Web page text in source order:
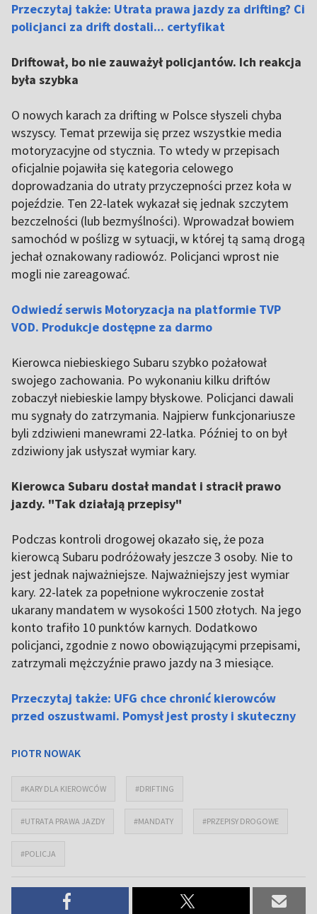
Przeczytaj także: Utrata prawa jazdy za drifting? Ci
policjanci za drift dostali... certyfikat
Driftował, bo nie zauważył policjantów. Ich reakcja
była szybka
O nowych karach za drifting w Polsce słyszeli chyba
wszyscy. Temat przewija się przez wszystkie media
motoryzacyjne od stycznia. To wtedy w przepisach
oficjalnie pojawiła się kategoria celowego
doprowadzania do utraty przyczepności przez koła w
pojeździe. Ten 22-latek wykazał się jednak szczytem
bezczelności (lub bezmyślności). Wprowadzał bowiem
samochód w poślizg w sytuacji, w której tą samą drogą
jechał oznakowany radiowóz. Policjanci wprost nie
mogli nie zareagować.
Odwiedź serwis Motoryzacja na platformie TVP
VOD. Produkcje dostępne za darmo
Kierowca niebieskiego Subaru szybko pożałował
swojego zachowania. Po wykonaniu kilku driftów
zobaczył niebieskie lampy błyskowe. Policjanci dawali
mu sygnały do zatrzymania. Najpierw funkcjonariusze
byli zdziwieni manewrami 22-latka. Później to on był
zdziwiony jak usłyszał wymiar kary.
Kierowca Subaru dostał mandat i stracił prawo
jazdy. "Tak działają przepisy"
Podczas kontroli drogowej okazało się, że poza
kierowcą Subaru podróżowały jeszcze 3 osoby. Nie to
jest jednak najważniejsze. Najważniejszy jest wymiar
kary. 22-latek za popełnione wykroczenie został
ukarany mandatem w wysokości 1500 złotych. Na jego
konto trafiło 10 punktów karnych. Dodatkowo
policjanci, zgodnie z nowo obowiązującymi przepisami,
zatrzymali mężczyźnie prawo jazdy na 3 miesiące.
Przeczytaj także: UFG chce chronić kierowców
przed oszustwami. Pomysł jest prosty i skuteczny
PIOTR NOWAK
#KARY DLA KIEROWCÓW #DRIFTING
#UTRATA PRAWA JAZDY #MANDATY #PRZEPISY DROGOWE
#POLICJA